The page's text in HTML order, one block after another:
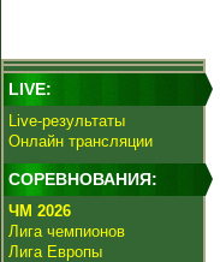
LIVE:
Live-результаты
Онлайн трансляции
СОРЕВНОВАНИЯ:
ЧМ 2026
Лига чемпионов
Лига Европы